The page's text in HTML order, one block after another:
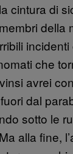
cintura di
della
incidenti
che
avrei
dal
sotto le
alla fine,